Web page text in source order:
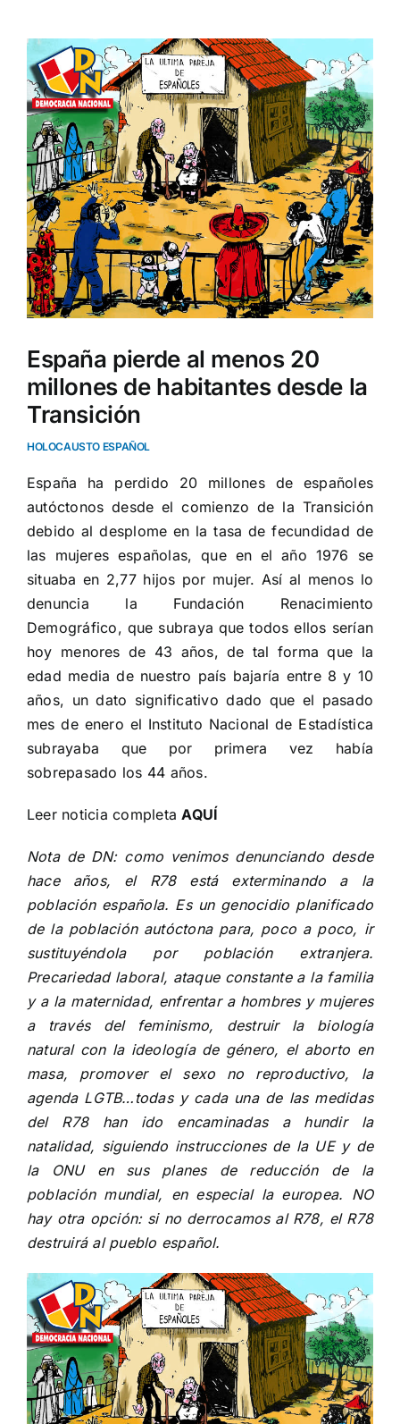
Ver
imagen
más
grande
España pierde al menos 20
millones de habitantes desde la
Transición
HOLOCAUSTO ESPAÑOL
España ha perdido 20 millones de españoles
autóctonos desde el comienzo de la Transición
debido al desplome en la tasa de fecundidad de
las mujeres españolas, que en el año 1976 se
situaba en 2,77 hijos por mujer. Así al menos lo
denuncia la Fundación Renacimiento
Demográfico, que subraya que todos ellos serían
hoy menores de 43 años, de tal forma que la
edad media de nuestro país bajaría entre 8 y 10
años, un dato significativo dado que el pasado
mes de enero el Instituto Nacional de Estadística
subrayaba que por primera vez había
sobrepasado los 44 años.
Leer noticia completaAQUÍ
Nota de DN: como venimos denunciando desde
hace años, el R78 está exterminando a la
población española. Es un genocidio planificado
de la población autóctona para, poco a poco, ir
sustituyéndola por población extranjera.
Precariedad laboral, ataque constante a la familia
y a la maternidad, enfrentar a hombres y mujeres
a través del feminismo, destruir la biología
natural con la ideología de género, el aborto en
masa, promover el sexo no reproductivo, la
agenda LGTB…todas y cada una de las medidas
del R78 han ido encaminadas a hundir la
natalidad, siguiendo instrucciones de la UE y de
la ONU en sus planes de reducción de la
población mundial, en especial la europea. NO
hay otra opción: si no derrocamos al R78, el R78
destruirá al pueblo español.